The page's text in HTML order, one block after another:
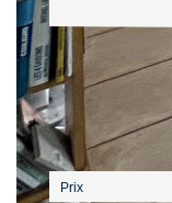
Aspects
Prix